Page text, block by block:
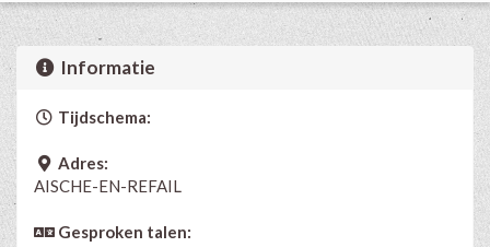
Informatie
Tijdschema:
Adres:
AISCHE-EN-REFAIL
Gesproken talen: